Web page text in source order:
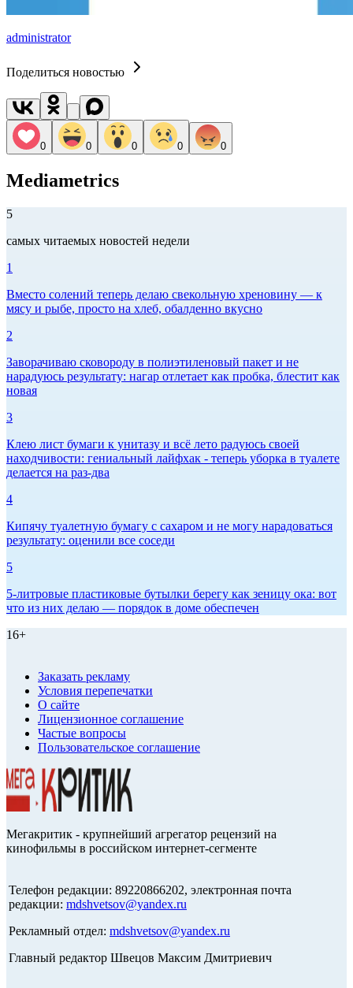
administrator
Поделиться новостью
0 0 0 0 0
Mediametrics
5
самых читаемых новостей недели
1
Вместо солений теперь делаю свекольную хреновину — к
мясу и рыбе, просто на хлеб, обалденно вкусно
2
Заворачиваю сковороду в полиэтиленовый пакет и не
нарадуюсь результату: нагар отлетает как пробка, блестит как
новая
3
Клею лист бумаги к унитазу и всё лето радуюсь своей
находчивости: гениальный лайфхак - теперь уборка в туалете
делается на раз-два
4
Кипячу туалетную бумагу с сахаром и не могу нарадоваться
результату: оценили все соседи
5
5-литровые пластиковые бутылки берегу как зеницу ока: вот
что из них делаю — порядок в доме обеспечен
16+
Заказать рекламу
Условия перепечатки
О сайте
Лицензионное соглашение
Частые вопросы
Пользовательское соглашение
Мегакритик - крупнейший агрегатор рецензий на
кинофильмы в российском интернет-сегменте
Телефон редакции: 89220866202, электронная почта
редакции: mdshvetsov@yandex.ru
Рекламный отдел: mdshvetsov@yandex.ru
Главный редактор Швецов Максим Дмитриевич